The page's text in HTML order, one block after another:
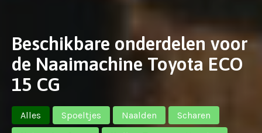
Beschikbare onderdelen voor
de Naaimachine Toyota ECO
15 CG
Alles Spoeltjes Naalden
Scharen